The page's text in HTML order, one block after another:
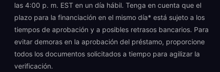
las 4:00 p. m. EST en un día hábil. Tenga en cuenta que el
plazo para la financiación en el mismo día* está sujeto a los
tiempos de aprobación y a posibles retrasos bancarios. Para
evitar demoras en la aprobación del préstamo, proporcione
todos los documentos solicitados a tiempo para agilizar la
verificación.